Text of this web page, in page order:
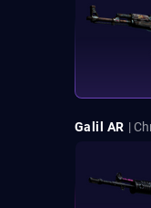
Galil AR |